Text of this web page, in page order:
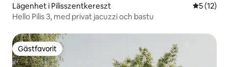
Lägenhet i Pilisszentkereszt 5 av 5 i
5 (12)
Hello Pilis 3, med privat jacuzzi och bastu
Gästfavorit
Gästfavorit